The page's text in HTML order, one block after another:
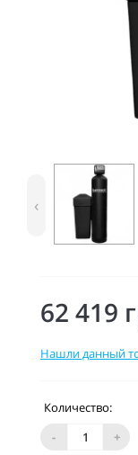
‹
62 419
Нашли данный
Количество:
-
+